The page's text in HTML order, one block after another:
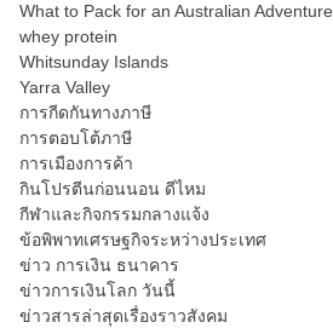
What to Pack for an Australian Adventure
whey protein
Whitsunday Islands
Yarra Valley
การกีดกันทางภาษี
การตอบโต้ภาษี
การเมืองการค้า
กินโปรตีนก่อนนอน ดีไหม
กีฬาและกิจกรรมกลางแจ้ง
ข้อพิพาทเศรษฐกิจระหว่างประเทศ
ข่าว การเงิน ธนาคาร
ข่าวการเงินโลก วันนี้
ข่าวสารล่าสุดเรื่องราวสังคม